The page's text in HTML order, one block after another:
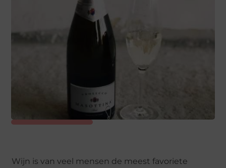
Wijn is van veel mensen de meest favoriete